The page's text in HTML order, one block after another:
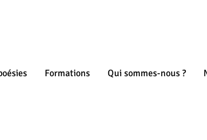
Formations Qui sommes-nous ?